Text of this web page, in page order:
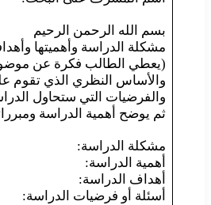
بسم الله الرحمن الرحيم
مشكلة الدراسة وأهميتها
(يعطي الطالب فكرة عن
والأساس النظري الذي تقوم
والفرضيات التي ستحاول
ثم يوضح أهمية الدراسة
مشكلة الدراسة:
أهمية الدراسة:
أهداف الدراسة:
أسئلة أو فرضيات الدراسة: